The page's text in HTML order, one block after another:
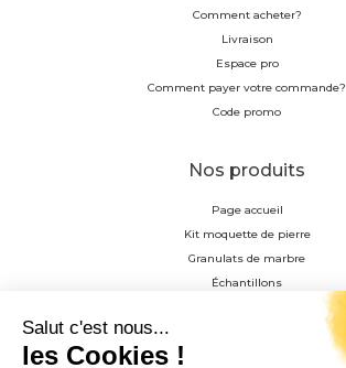
Comment acheter?
Livraison
Espace pro
Comment payer votre commande?
Code promo
Nos produits
Page accueil
Kit moquette de pierre
Granulats de marbre
Échantillons
Profilés en aluminium anodisés